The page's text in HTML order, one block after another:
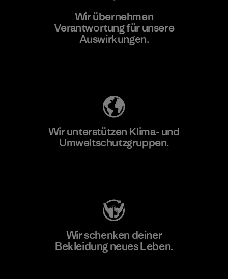
Wir übernehmen
Verantwortung für unsere
Auswirkungen.
Wir unterstützen Klima- und
Umweltschutzgruppen.
Wir schenken deiner
Bekleidung neues Leben.